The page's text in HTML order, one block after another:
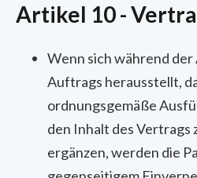
Artikel 10 -
Wenn sich während
Auftrags herausstellt,
ordnungsgemäße
den Inhalt des Vertrags
ergänzen, werden die